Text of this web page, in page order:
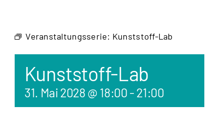
Veranstaltungsserie: Kunststoff-Lab
Kunststoff-Lab
31. Mai 2028 @ 18:00 - 21:00